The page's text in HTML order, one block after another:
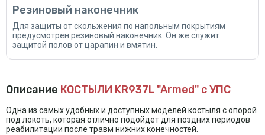
Резиновый наконечник
Для защиты от скольжения по напольным покрытиям
предусмотрен резиновый наконечник. Он же служит
защитой полов от царапин и вмятин.
Описание КОСТЫЛИ KR937L "Armed" с УПС
Одна из самых удобных и доступных моделей костыля с опорой
под локоть, которая отлично подойдет для поздних периодов
реабилитации после травм нижних конечностей.